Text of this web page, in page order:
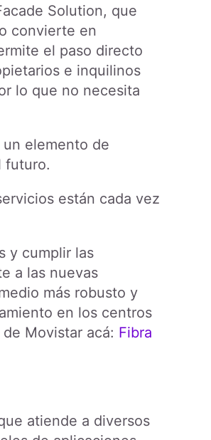
Solution, que
convierte en
el paso directo
e inquilinos
lo que no necesita
elemento de
futuro.
están cada vez
y cumplir las
a las nuevas
más robusto y
en los centros
Movistar acá: Fibra
atiende a diversos